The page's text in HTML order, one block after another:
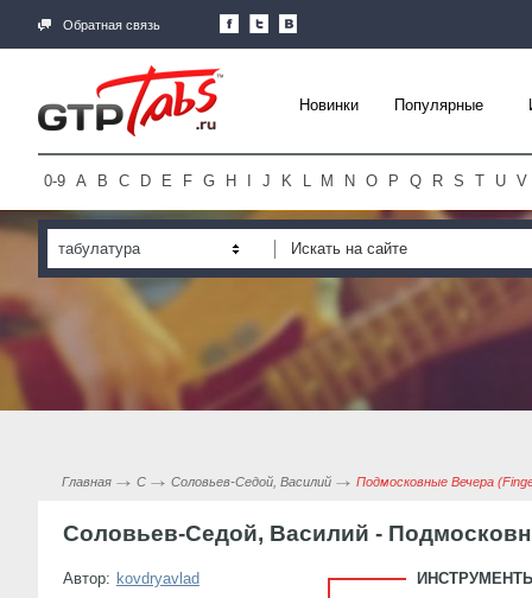
Обратная связь
Новинки Популярные
0-9 A B C D E F G H J K L M N O P Q R S T U V
табулатура
Главная С Соловьев-Седой, Василий Подмосковные Вечера
Соловьев-Седой, Василий -
Автор: kovdryavlad